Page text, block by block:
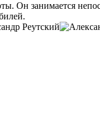
Он занимается